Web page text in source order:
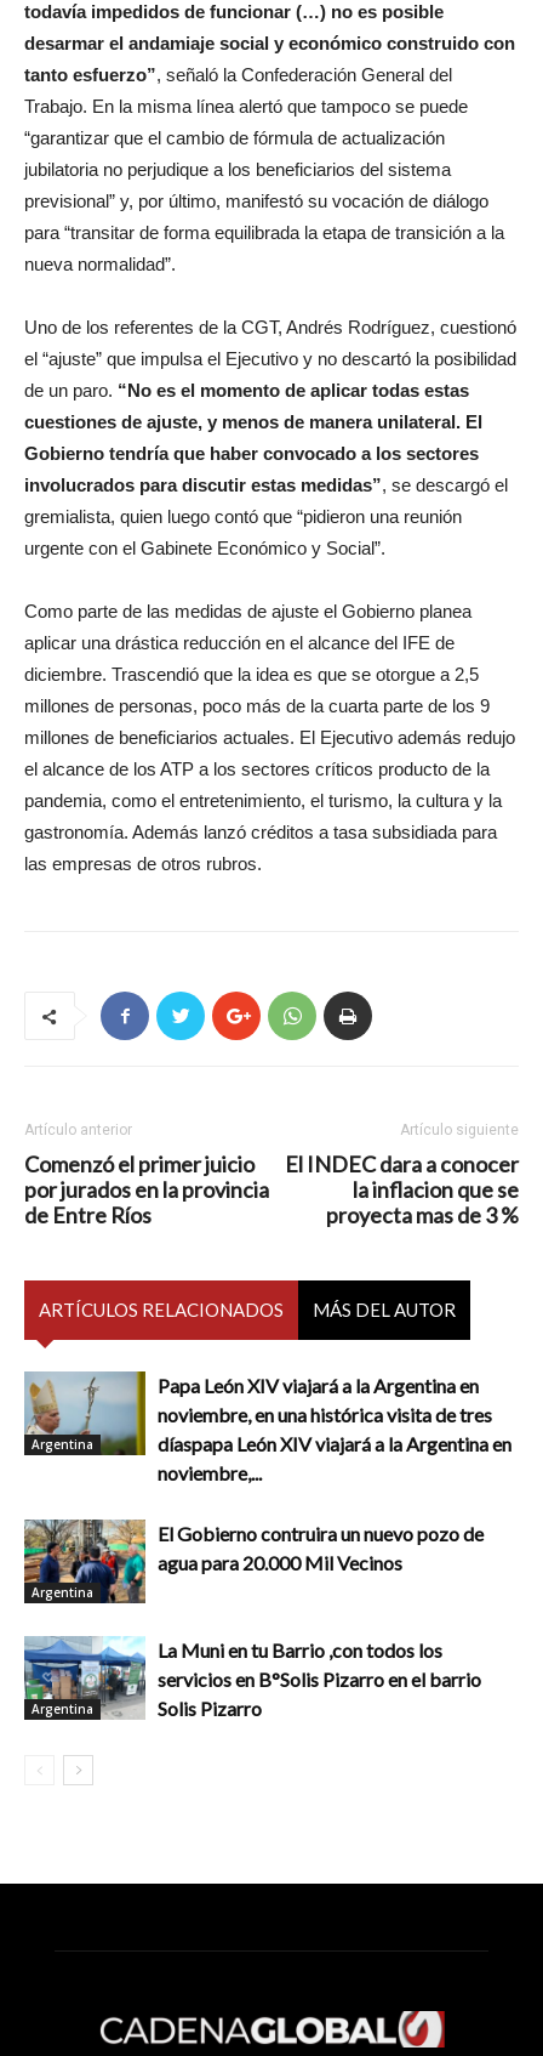
todavía impedidos de funcionar (…) no es posible
desarmar el andamiaje social y económico construido con
tanto esfuerzo”, señaló la Confederación General del
Trabajo. En la misma línea alertó que tampoco se puede
“garantizar que el cambio de fórmula de actualización
jubilatoria no perjudique a los beneficiarios del sistema
previsional” y, por último, manifestó su vocación de diálogo
para “transitar de forma equilibrada la etapa de transición a la
nueva normalidad”.
Uno de los referentes de la CGT, Andrés Rodríguez, cuestionó
el “ajuste” que impulsa el Ejecutivo y no descartó la posibilidad
de un paro. “No es el momento de aplicar todas estas
cuestiones de ajuste, y menos de manera unilateral. El
Gobierno tendría que haber convocado a los sectores
involucrados para discutir estas medidas”, se descargó el
gremialista, quien luego contó que “pidieron una reunión
urgente con el Gabinete Económico y Social”.
Como parte de las medidas de ajuste el Gobierno planea
aplicar una drástica reducción en el alcance del IFE de
diciembre. Trascendió que la idea es que se otorgue a 2,5
millones de personas, poco más de la cuarta parte de los 9
millones de beneficiarios actuales. El Ejecutivo además redujo
el alcance de los ATP a los sectores críticos producto de la
pandemia, como el entretenimiento, el turismo, la cultura y la
gastronomía. Además lanzó créditos a tasa subsidiada para
las empresas de otros rubros.
Artículo anterior
Comenzó el primer juicio
por jurados en la provincia
de Entre Ríos
Artículo siguiente
El INDEC dara a conocer
la inflacion que se
proyecta mas de 3 %
ARTÍCULOS RELACIONADOS MÁS DEL AUTOR
Argentina
Papa León XIV viajará a la Argentina en
noviembre, en una histórica visita de tres
díaspapa León XIV viajará a la Argentina en
noviembre,...
Argentina
El Gobierno contruira un nuevo pozo de
agua para 20.000 Mil Vecinos
Argentina
La Muni en tu Barrio ,con todos los
servicios en B°Solis Pizarro en el barrio
Solis Pizarro